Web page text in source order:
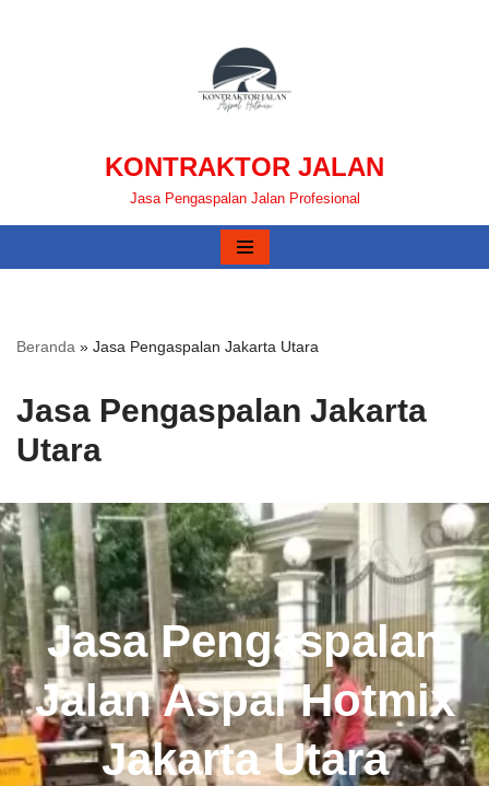
KONTRAKTOR JALAN
Jasa Pengaspalan Jalan Profesional
Beranda » Jasa Pengaspalan Jakarta Utara
Jasa Pengaspalan Jakarta
Utara
Jasa Pengaspalan
Jalan Aspal Hotmix
Jakarta Utara